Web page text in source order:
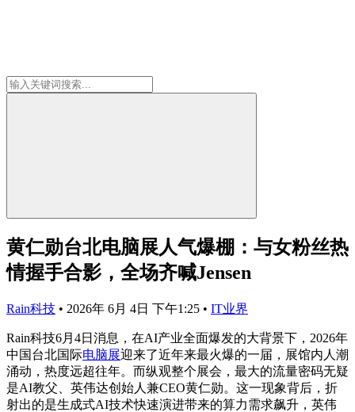
黄仁勋台北电脑展人气爆棚：与女粉丝热
情握手合影，全场齐喊Jensen
Rain科技 • 2026年 6月 4日 下午1:25 • IT业界
Rain科技6月4日消息，在AI产业全面爆发的大背景下，2026年
中国台北国际电脑展迎来了近年来最火爆的一届，展馆内人潮
涌动，热度远超往年。 而纵观整个展会，最大的流量密码无疑
是AI教父、英伟达创始人兼CEO黄仁勋。 这一现象背后，折
射出的是生成式AI技术快速演进带来的算力需求飙升，英伟